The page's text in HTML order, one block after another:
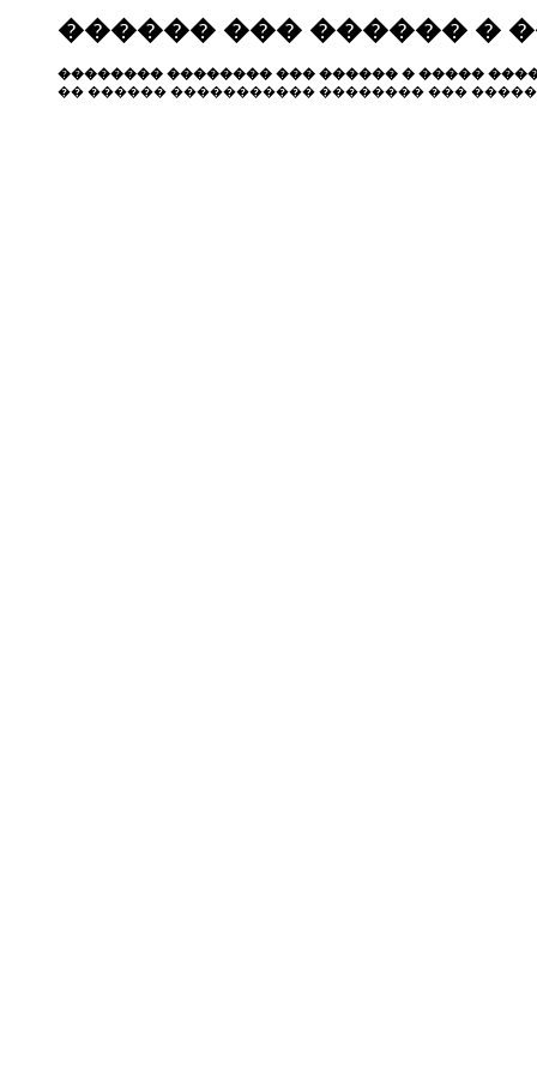
������ ��� ������ �
�������� �������� ��� ������ � �����
�� ������ ����������� �������� ���